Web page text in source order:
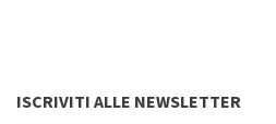
ISCRIVITI ALLE NEWSLETTER